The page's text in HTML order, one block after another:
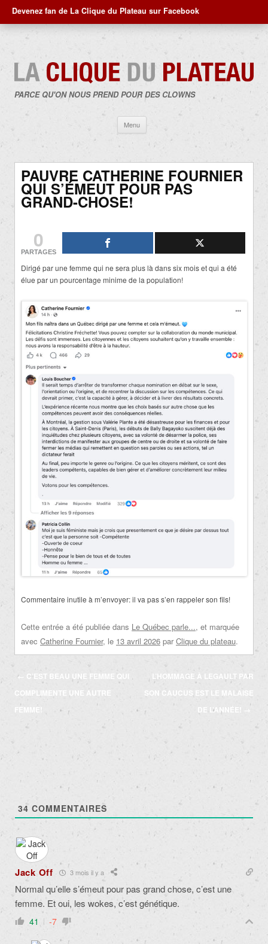
Devenez fan de La Clique du Plateau sur Facebook
PARCE QU'ON NOUS PREND POUR DES CLOWNS
Menu
contenu
PAUVRE CATHERINE FOURNIER
QUI S’ÉMEUT POUR PAS
GRAND-CHOSE!
0
PARTAGES
Dirigé par une femme qui ne sera plus là dans six mois et qui a été
élue par un pourcentage minime de la population!
Commentaire inutile à m’envoyer: il va pas s’en rappeler son fils!
Cette entrée a été publiée dans Le Québec parle..., et marquée
avec Catherine Fournier, le 13 avril 2026 par Clique du plateau.
Navigation
des
articles
←
C’EST BEAU UNE FEMME QUI
COMPLIMENTE UNE AUTRE
FEMME!
L’HOMMAGE À LEGAULT PAR
SON CAUCUS EST LE MALAISE
DE L’ANNÉE! →
34 COMMENTAIRES
Jack Off 3 mois il y a
Normal qu’elle s’émeut pour pas grand chose, c’est une
femme. Et oui, les wokes, c’est génétique.
41 -7